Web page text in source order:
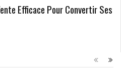
Efficace Pour Convertir Ses
Cœur De Son Impact